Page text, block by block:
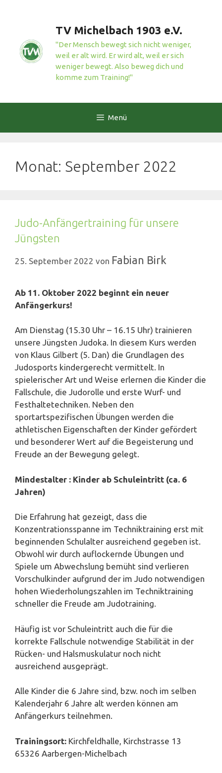
springen
TV Michelbach 1903 e.V.
"Der Mensch bewegt sich nicht weniger,
weil er alt wird. Er wird alt, weil er sich
weniger bewegt. Also beweg dich und
komme zum Training!"
Menü
Monat: September 2022
Judo-Anfängertraining für unsere
Jüngsten
25. September 2022 von Fabian Birk
Ab 11. Oktober 2022 beginnt ein neuer
Anfängerkurs!
Am Dienstag (15.30 Uhr – 16.15 Uhr) trainieren
unsere Jüngsten Judoka. In diesem Kurs werden
von Klaus Gilbert (5. Dan) die Grundlagen des
Judosports kindergerecht vermittelt. In
spielerischer Art und Weise erlernen die Kinder die
Fallschule, die Judorolle und erste Wurf- und
Festhaltetechniken. Neben den
sportartspezifischen Übungen werden die
athletischen Eigenschaften der Kinder gefördert
und besonderer Wert auf die Begeisterung und
Freude an der Bewegung gelegt.
Mindestalter : Kinder ab Schuleintritt (ca. 6
Jahren)
Die Erfahrung hat gezeigt, dass die
Konzentrationsspanne im Techniktraining erst mit
beginnenden Schulalter ausreichend gegeben ist.
Obwohl wir durch auflockernde Übungen und
Spiele um Abwechslung bemüht sind verlieren
Vorschulkinder aufgrund der im Judo notwendigen
hohen Wiederholungszahlen im Techniktraining
schneller die Freude am Judotraining.
Häufig ist vor Schuleintritt auch die für die
korrekte Fallschule notwendige Stabilität in der
Rücken- und Halsmuskulatur noch nicht
ausreichend ausgeprägt.
Alle Kinder die 6 Jahre sind, bzw. noch im selben
Kalenderjahr 6 Jahre alt werden können am
Anfängerkurs teilnehmen.
Trainingsort: Kirchfeldhalle, Kirchstrasse 13
65326 Aarbergen-Michelbach